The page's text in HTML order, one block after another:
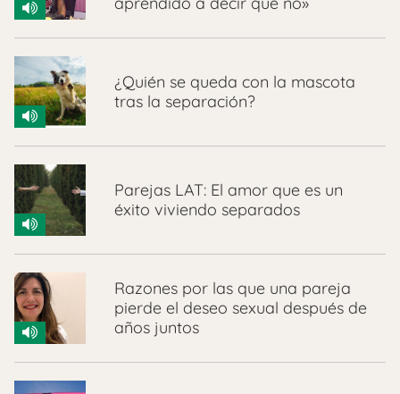
¿Quién se queda con la mascota
tras la separación?
Parejas LAT: El amor que es un
éxito viviendo separados
Razones por las que una pareja
pierde el deseo sexual después de
años juntos